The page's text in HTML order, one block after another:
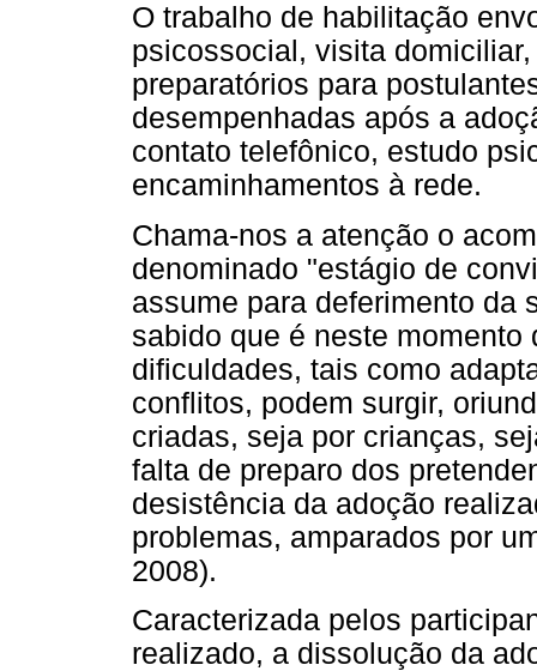
O trabalho de habilitação
psicossocial, visita
preparatórios para
desempenhadas após a
contato telefônico, estudo
encaminhamentos à rede.
Chama-nos a atenção o
denominado "estágio de
assume para deferimento da
sabido que é neste
dificuldades, tais como
conflitos, podem surgir,
criadas, seja por crianças,
falta de preparo dos
desistência da adoção
problemas, amparados por
2008).
Caracterizada pelos
realizado, a dissolução da